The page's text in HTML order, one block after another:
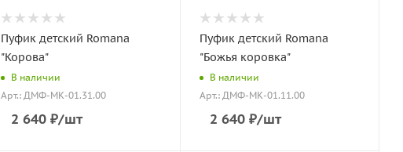
Пуфик детский Romana
"Корова"
В наличии
Арт.: ДМФ-МК-01.31.00
2 640 ₽/шт
Пуфик детский Romana
"Божья коровка"
В наличии
Арт.: ДМФ-МК-01.11.00
2 640 ₽/шт